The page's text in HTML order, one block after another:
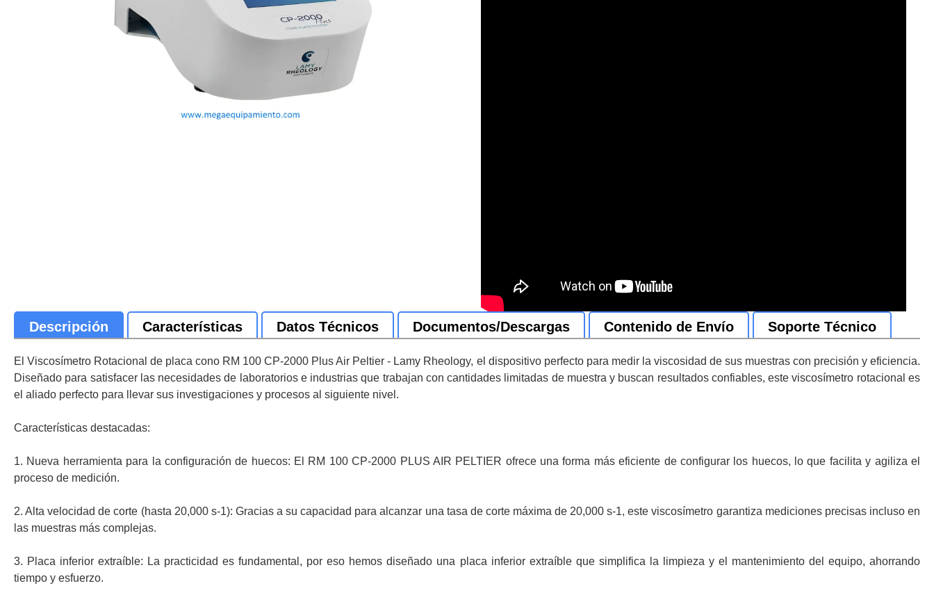
Descripción Características Datos Técnicos Documentos/Descargas Contenido de Envío Soporte Técnico
El Viscosímetro Rotacional de placa cono RM 100 CP-2000 Plus Air Peltier - Lamy Rheology, el dispositivo perfecto para medir la viscosidad de sus muestras con precisión y eficiencia.
Diseñado para satisfacer las necesidades de laboratorios e industrias que trabajan con cantidades limitadas de muestra y buscan resultados confiables, este viscosímetro rotacional es
el aliado perfecto para llevar sus investigaciones y procesos al siguiente nivel.
Características destacadas:
1. Nueva herramienta para la configuración de huecos: El RM 100 CP-2000 PLUS AIR PELTIER ofrece una forma más eficiente de configurar los huecos, lo que facilita y agiliza el
proceso de medición.
2. Alta velocidad de corte (hasta 20,000 s-1): Gracias a su capacidad para alcanzar una tasa de corte máxima de 20,000 s-1, este viscosímetro garantiza mediciones precisas incluso en
las muestras más complejas.
3. Placa inferior extraíble: La practicidad es fundamental, por eso hemos diseñado una placa inferior extraíble que simplifica la limpieza y el mantenimiento del equipo, ahorrando
tiempo y esfuerzo.